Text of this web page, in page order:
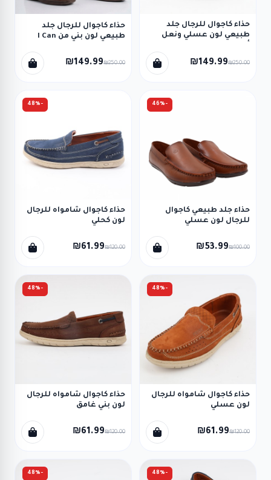
حذاء كاجوال للرجال جلد
طبيعي لون عسلي ونعل
₪149.99₪250.00
حذاء كاجوال للرجال جلد
طبيعي لون بني من I Can
₪149.99₪250.00
-46%
حذاء جلد طبيعي كاجوال
للرجال لون عسلي
₪53.99₪100.00
-48%
حذاء كاجوال شامواه للرجال
لون كحلي
₪61.99₪120.00
-48%
حذاء كاجوال شامواه للرجال
لون عسلي
₪61.99₪120.00
-48%
حذاء كاجوال شامواه للرجال
لون بني غامق
₪61.99₪120.00
-48%
-48%